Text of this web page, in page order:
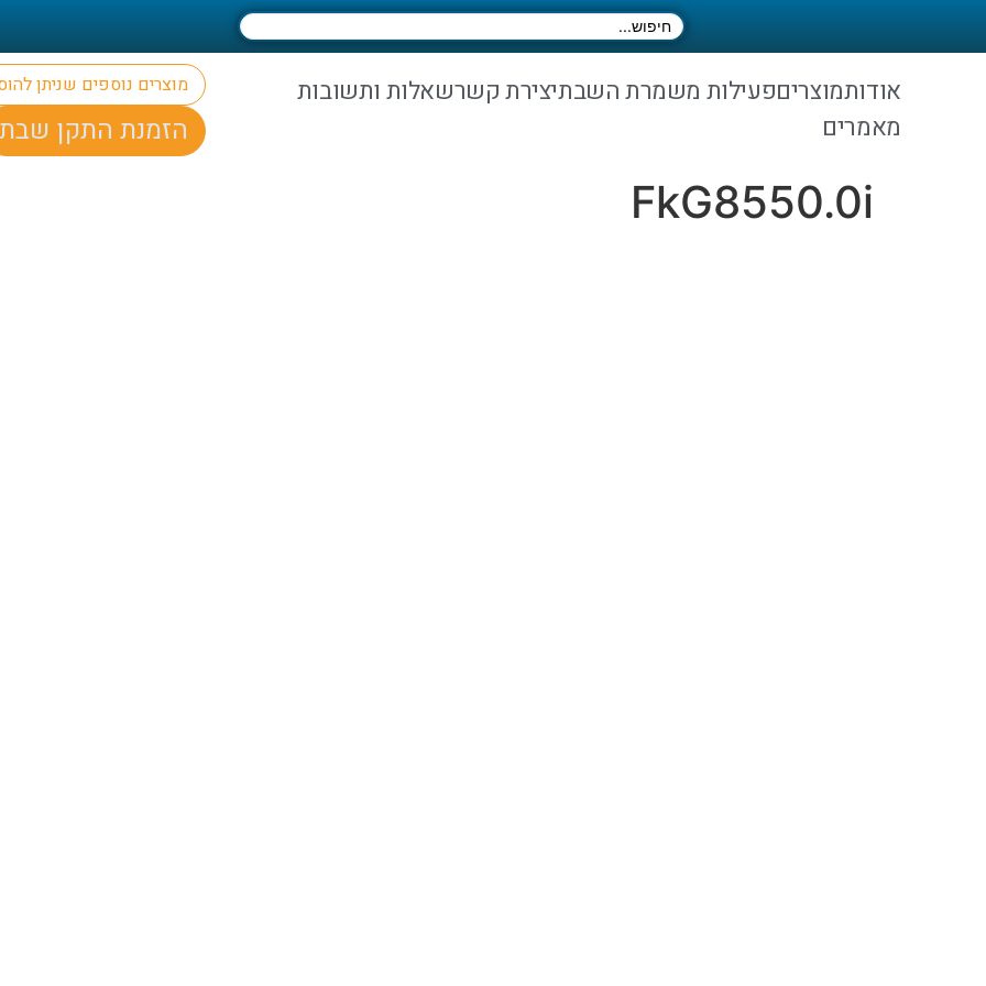
אודותמוצריםפעילות משמרת השבתיצירת קשרשאלות ותשובות
מאמרים
מוצרים נוספים שניתן
הזמנת התקן שבת
FkG8550.0i